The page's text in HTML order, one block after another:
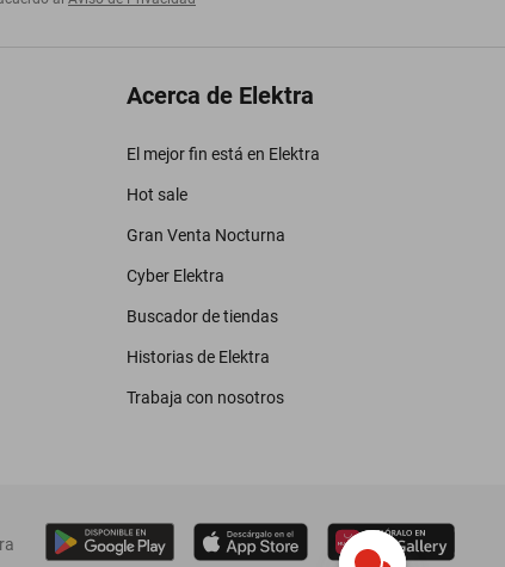
Acerca de Elektra
El mejor fin está en Elektra
Hot sale
Gran Venta Nocturna
Cyber Elektra
Buscador de tiendas
Historias de Elektra
Trabaja con nosotros